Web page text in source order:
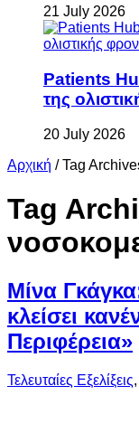
21 July 2026
Patients
της
20 July 2026
Αρχική / Tag
Tag
Μίνα
κλείσει
Περιφέρεια»
Τελευταίες Εξελίξεις,